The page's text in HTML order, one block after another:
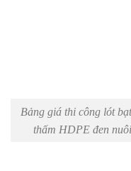
Bảng giá thi công lót
thấm HDPE đen